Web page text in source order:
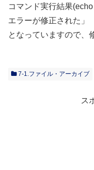
コマンド実行結果
エラーが修正された」
となっていますので、
7-1.ファイル・アーカイブ
ス